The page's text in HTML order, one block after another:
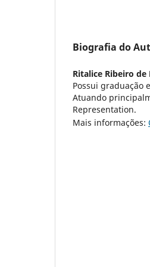
Biografia do
Ritalice Ribeiro de
Possui graduação
Atuando
Representation.
Mais informações: